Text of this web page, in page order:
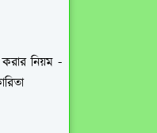
করার নিয়ম -